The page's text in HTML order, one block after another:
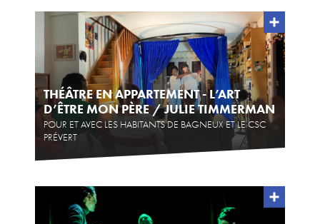
THÉÂTRE EN APPARTEMENT - L’ART
D’ÊTRE MON PÈRE / JULIE TIMMERMAN
POUR ET AVEC LES HABITANTS DE BAGNEUX ET LE CSC
PRÉVERT